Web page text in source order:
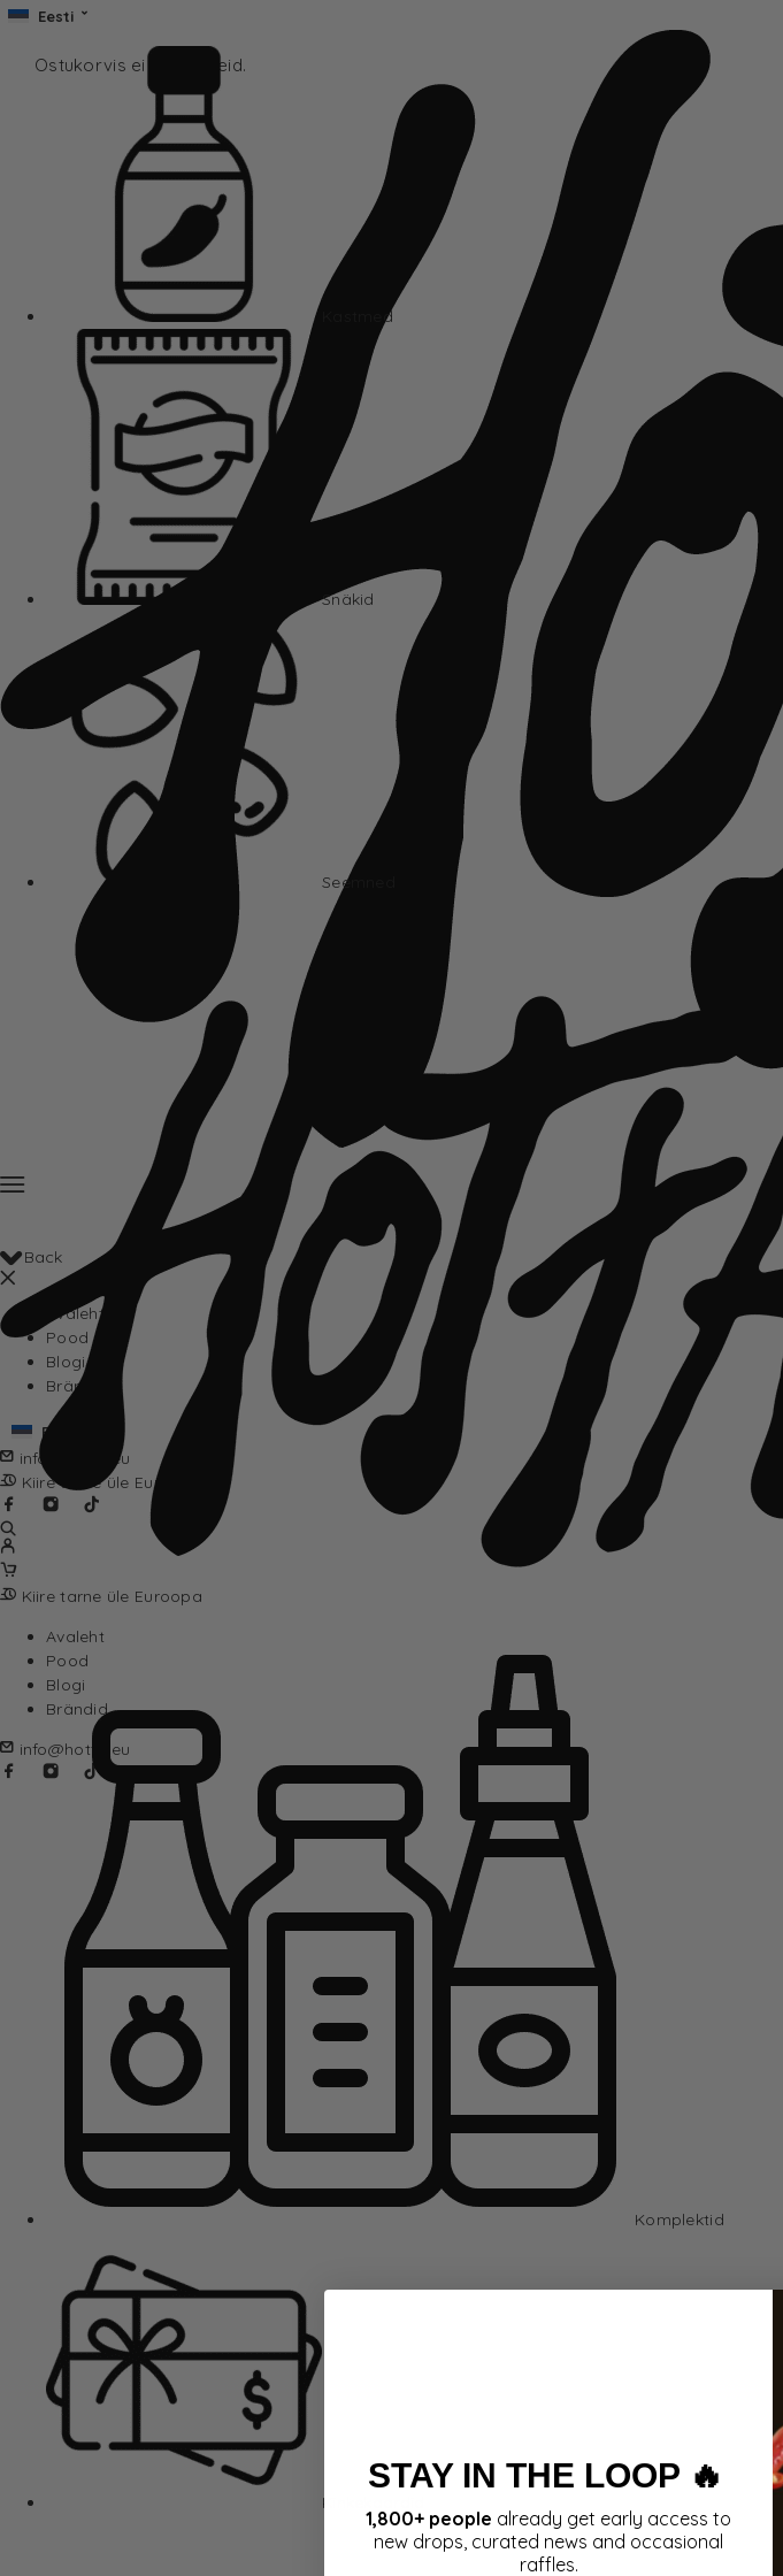
Ostukorvis ei ole tooteid.
Back
Avaleht
Pood
Blogi
Brändid
Eesti
info@hotta.eu
Kiire tarne üle Euroopa
Kiire tarne üle Euroopa
Avaleht
Pood
Blogi
Brändid
info@hotta.eu
Eesti
Kastmed
Snäkid
Seemned
Komplektid
Kinkekaardid
STAY IN THE LOOP 🔥
1,800+ people already get early access to
new drops, curated news and occasional
raffles.